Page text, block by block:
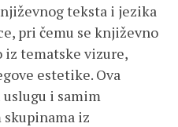
teksta i jezika
pri čemu se književno
iz tematske vizure,
estetike. Ova
i samim
iz